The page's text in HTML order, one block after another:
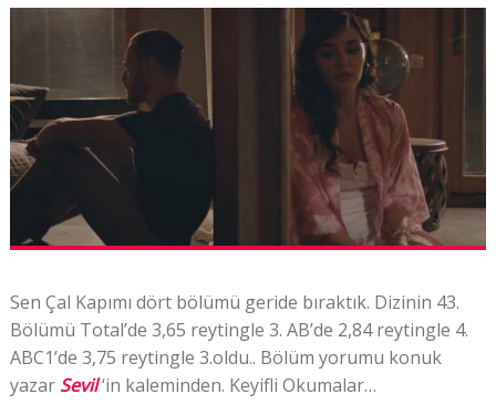
Sen Çal Kapımı dört bölümü geride bıraktık. Dizinin 43.
Bölümü Total’de 3,65 reytingle 3. AB’de 2,84 reytingle 4.
ABC1’de 3,75 reytingle 3.oldu.. Bölüm yorumu konuk
yazar Sevil‘in kaleminden. Keyifli Okumalar…